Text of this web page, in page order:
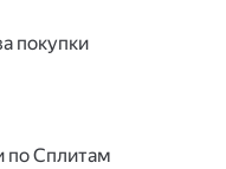
покупки
по Сплитам